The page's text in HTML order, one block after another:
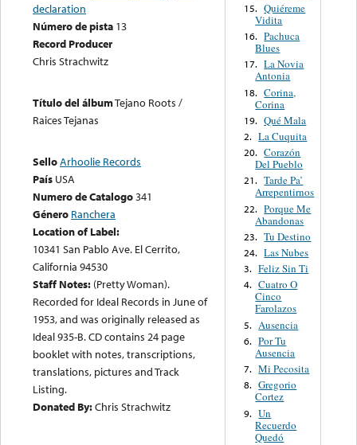
declaration
Número de pista 13
Record Producer
Chris Strachwitz
Título del álbumTejano Roots /
Raices Tejanas
SelloArhoolie Records
País USA
Numero de Catalogo341
Género Ranchera
Location of Label:
10341 San Pablo Ave. El Cerrito,
California 94530
Staff Notes: (Pretty Woman).
Recorded for Ideal Records in June of
1953, and was originally released as
Ideal 935-B. CD contains 24 page
booklet with notes, transcriptions,
translations, pictures and Track
Listing.
Donated By:Chris Strachwitz
15. Quiéreme
Vidita
16. Pachuca
Blues
17. La Novia
Antonia
18. Corina,
Corina
19. Qué Mala
2. La Cuquita
20. Corazón
Del Pueblo
21. Tarde Pa’
Arrepentirnos
22. Porque Me
Abandonas
23. Tu Destino
24. Las Nubes
3. Feliz Sin Ti
4. Cuatro O
Cinco
Farolazos
5. Ausencia
6. Por Tu
Ausencia
7. Mi Pecosita
8. Gregorio
Cortez
9. Un
Recuerdo
Quedó